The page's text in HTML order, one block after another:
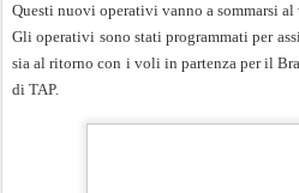
Questi nuovi operativi vanno a sommarsi
Gli operativi sono stati programmati per
sia al ritorno con i voli in partenza per il
di TAP.